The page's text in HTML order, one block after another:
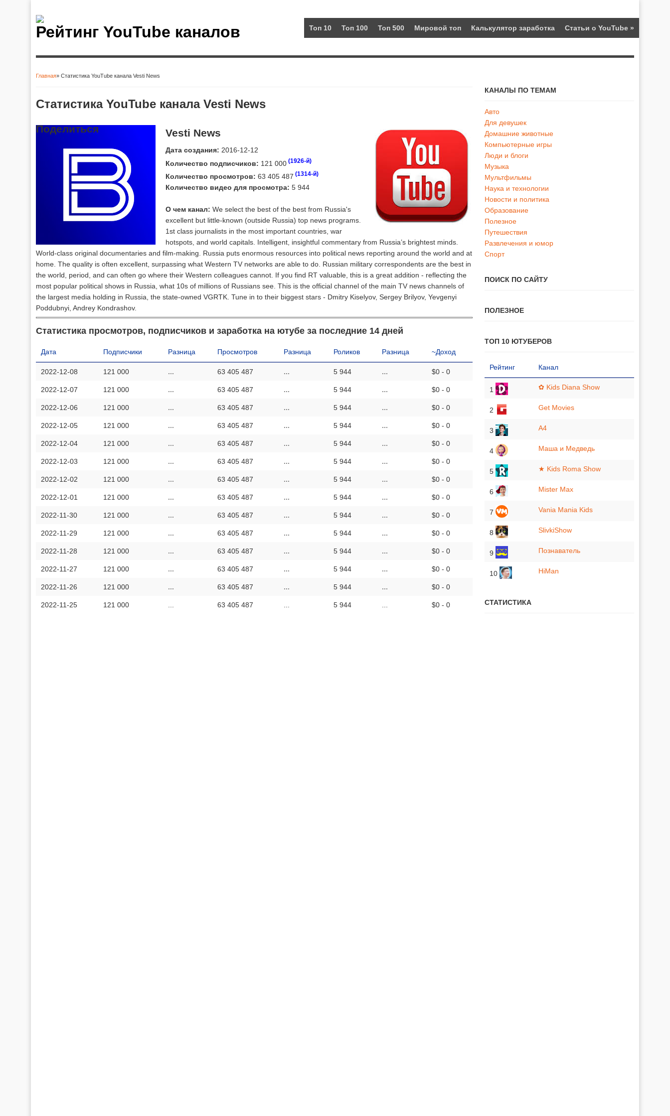
Рейтинг YouTube каналов Топ 10 Топ 100 Топ 500 Мировой топ Калькулятор заработка Статьи о YouTube »
Главная» Статистика YouTube канала Vesti News
Статистика YouTube канала Vesti News
Поделиться Vesti News
Дата создания: 2016-12-12
Количество подписчиков: 121 000 (1926-й)
Количество просмотров: 63 405 487 (1314-й)
Количество видео для просмотра: 5 944
О чем канал: We select the best of the best from Russia's
excellent but little-known (outside Russia) top news programs.
1st class journalists in the most important countries, war
hotspots, and world capitals. Intelligent, insightful commentary from Russia’s brightest minds.
World-class original documentaries and film-making. Russia puts enormous resources into political news reporting around the world and at
home. The quality is often excellent, surpassing what Western TV networks are able to do. Russian military correspondents are the best in
the world, period, and can often go where their Western colleagues cannot. If you find RT valuable, this is a great addition - reflecting the
most popular political shows in Russia, what 10s of millions of Russians see. This is the official channel of the main TV news channels of
the largest media holding in Russia, the state-owned VGRTK. Tune in to their biggest stars - Dmitry Kiselyov, Sergey Brilyov, Yevgenyi
Poddubnyi, Andrey Kondrashov.
Статистика просмотров, подписчиков и заработка на ютубе за последние 14 дней
Дата Подписчики Разница Просмотров Разница Роликов Разница ~Доход
2022-12-08 121 000 ... 63 405 487 ... 5 944 ... $0 - 0
2022-12-07 121 000 ... 63 405 487 ... 5 944 ... $0 - 0
2022-12-06 121 000 ... 63 405 487 ... 5 944 ... $0 - 0
2022-12-05 121 000 ... 63 405 487 ... 5 944 ... $0 - 0
2022-12-04 121 000 ... 63 405 487 ... 5 944 ... $0 - 0
2022-12-03 121 000 ... 63 405 487 ... 5 944 ... $0 - 0
2022-12-02 121 000 ... 63 405 487 ... 5 944 ... $0 - 0
2022-12-01 121 000 ... 63 405 487 ... 5 944 ... $0 - 0
2022-11-30 121 000 ... 63 405 487 ... 5 944 ... $0 - 0
2022-11-29 121 000 ... 63 405 487 ... 5 944 ... $0 - 0
2022-11-28 121 000 ... 63 405 487 ... 5 944 ... $0 - 0
2022-11-27 121 000 ... 63 405 487 ... 5 944 ... $0 - 0
2022-11-26 121 000 ... 63 405 487 ... 5 944 ... $0 - 0
2022-11-25 121 000 63 405 487 5 944 $0 - 0
КАНАЛЫ ПО ТЕМАМ
Авто
Для девушек
Домашние животные
Компьютерные игры
Люди и блоги
Музыка
Мультфильмы
Наука и технологии
Новости и политика
Образование
Полезное
Путешествия
Развлечения и юмор
Спорт
ПОИСК ПО САЙТУ
ПОЛЕЗНОЕ
ТОП 10 ЮТУБЕРОВ
Рейтинг Канал
1 ✿ Kids Diana Show
2 Get Movies
3 A4
4 Маша и Медведь
5 ★ Kids Roma Show
6 Mister Max
7 Vania Mania Kids
8 SlivkiShow
9 Познаватель
10 HiMan
СТАТИСТИКА